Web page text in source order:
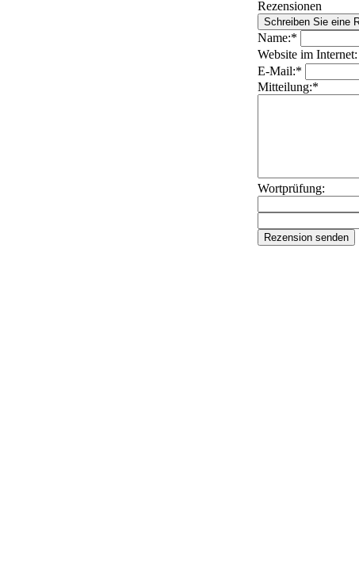
Rezensionen
Name:*
Website im Internet:
E-Mail:*
Mitteilung:*
Wortprüfung: